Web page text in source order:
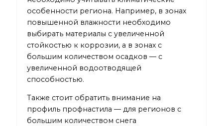
особенности региона. Например, в зонах
повышенной влажности необходимо
выбирать материалы с увеличенной
стойкостью к коррозии, а в зонах с
большим количеством осадков — с
увеличенной водоотводящей
способностью.
Также стоит обратить внимание на
профиль профнастила — для регионов с
большим количеством снега